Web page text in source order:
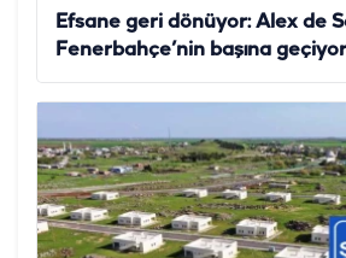
Efsane geri dönüyor: Alex de
Fenerbahçe’nin başına